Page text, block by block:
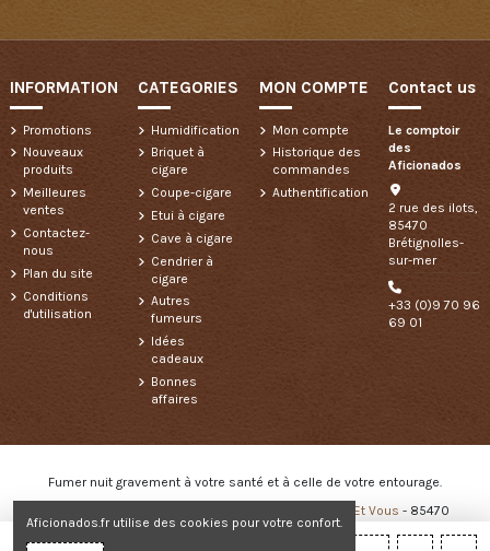
INFORMATION
Promotions
Nouveaux
produits
Meilleures
ventes
Contactez-
nous
Plan du site
Conditions
d'utilisation
CATEGORIES
Humidification
Briquet à
cigare
Coupe-cigare
Etui à cigare
Cave à cigare
Cendrier à
cigare
Autres
fumeurs
Idées
cadeaux
Bonnes
affaires
MON COMPTE
Mon compte
Historique des
commandes
Authentification
Contact us
Le comptoir
des
Aficionados
2 rue des ilots,
85470
Brétignolles-
sur-mer
+33 (0)9 70 96
69 01
Fumer nuit gravement à votre santé et à celle de votre entourage.
Des Clics Et Vous - 85470
Brétignolles sur Mer - 85800 Saint Gilles Croix de Vie
Aficionados.fr utilise des cookies pour votre confort.